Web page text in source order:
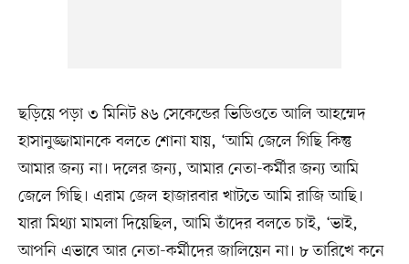
ছড়িয়ে পড়া ৩ মিনিট ৪৬ সেকেন্ডের ভিডিওতে আলি আহম্মেদ
হাসানুজ্জামানকে বলতে শোনা যায়, ‘আমি জেলে গিছি কিন্তু
আমার জন্য না। দলের জন্য, আমার নেতা-কর্মীর জন্য আমি
জেলে গিছি। এরাম জেল হাজারবার খাটতে আমি রাজি আছি।
যারা মিথ্যা মামলা দিয়েছিল, আমি তাঁদের বলতে চাই, ‘ভাই,
আপনি এভাবে আর নেতা-কর্মীদের জালিয়েন না। ৮ তারিখে কনে